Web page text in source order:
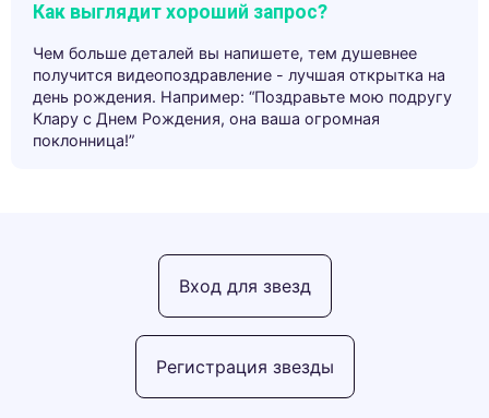
Как выглядит хороший запрос?
Чем больше деталей вы напишете, тем душевнее
получится видеопоздравление - лучшая открытка на
день рождения. Например: “Поздравьте мою подругу
Клару с Днем Рождения, она ваша огромная
поклонница!”
Регистрация звезды
Вход для звезд